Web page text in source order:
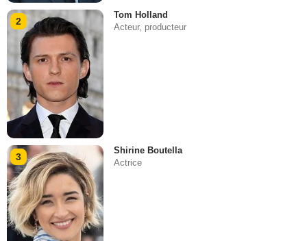
2
Tom Holland
Acteur, producteur
3
Shirine Boutella
Actrice